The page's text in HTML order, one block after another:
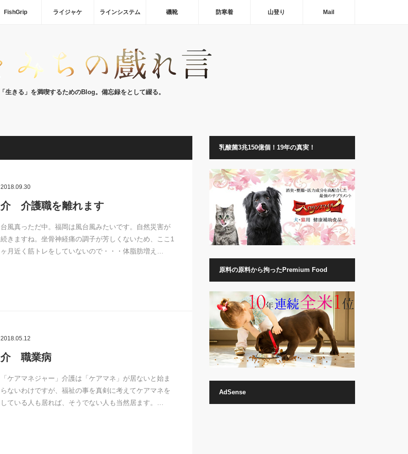
FishGrip ライジャケ ラインシステム 磯靴 防寒着 山登り Mail
「生きる」を満喫するためのBlog。備忘録をとして綴る。
2018.09.30
介 介護職を離れます
台風真っただ中。福岡は風台風みたいです。自然災害が
続きますね。坐骨神経痛の調子が芳しくないため、ここ1
ヶ月近く筋トレをしていないので・・・体脂肪増え…
2018.05.12
介 職業病
「ケアマネジャー」介護は「ケアマネ」が居ないと始ま
らないわけですが、福祉の事を真剣に考えてケアマネを
している人も居れば、そうでない人も当然居ます。…
乳酸菌3兆150億個！19年の真実！
原料の原料から拘ったPremium Food
AdSense